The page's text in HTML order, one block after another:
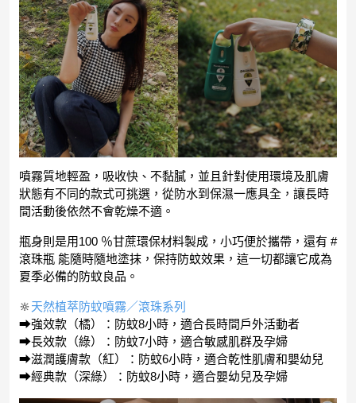
噴霧質地輕盈，吸收快、不黏膩，並且針對使用環境及肌膚
狀態有不同的款式可挑選，從防水到保濕一應具全，讓長時
間活動後依然不會乾燥不適。
瓶身則是用100 ％甘蔗環保材料製成，小巧便於攜帶，還有 #
滾珠瓶 能隨時隨地塗抹，保持防蚊效果，這一切都讓它成為
夏季必備的防蚊良品。
🔆天然植萃防蚊噴霧／滾珠系列
⮕強效款（橘）：防蚊8小時，適合長時間戶外活動者
⮕長效款（綠）：防蚊7小時，適合敏感肌群及孕婦
⮕滋潤護膚款（紅）：防蚊6小時，適合乾性肌膚和嬰幼兒
⮕經典款（深綠）：防蚊8小時，適合嬰幼兒及孕婦